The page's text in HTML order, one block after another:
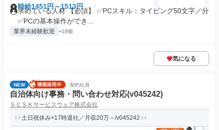
時給1451円～1513円
求めている人材 【必須】 ✅PCスキル：タイピング50文字／分
✅PCの基本操作ができ...
業界未経験歓迎 +18個
気になる
NEW 契約社員
自治体向け事務・問い合わせ対応(v045242)
ＳＣＳＫサービスウェア株式会社
土日祝休み×17時退社／月収20万～/v045242